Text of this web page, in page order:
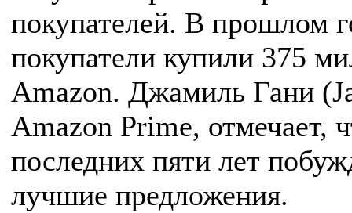
покупателей. В прошлом
покупатели купили 375
Amazon. Джамиль Гани
Amazon Prime, отмечает,
последних пяти лет
лучшие предложения.